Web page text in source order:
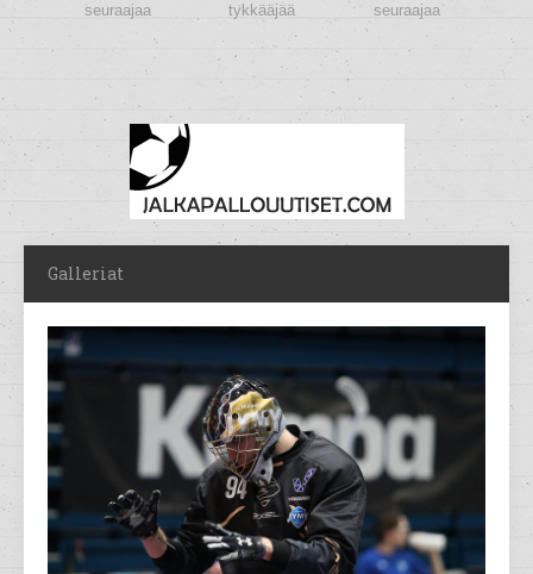
seuraajaa tykkääjää seuraajaa
Galleriat